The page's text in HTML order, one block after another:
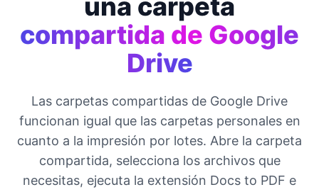
una carpeta
compartida de Google
Drive
Las carpetas compartidas de Google Drive
funcionan igual que las carpetas personales en
cuanto a la impresión por lotes. Abre la carpeta
compartida, selecciona los archivos que
necesitas, ejecuta la extensión Docs to PDF e